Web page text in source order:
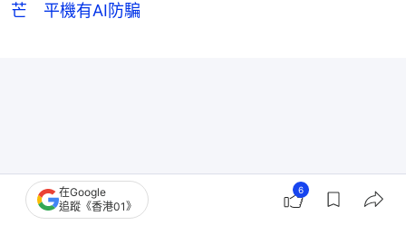
芒 平機有AI防騙
在Google
追蹤《香港01》
6